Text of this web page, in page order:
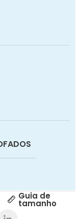
Guia de
tamanho